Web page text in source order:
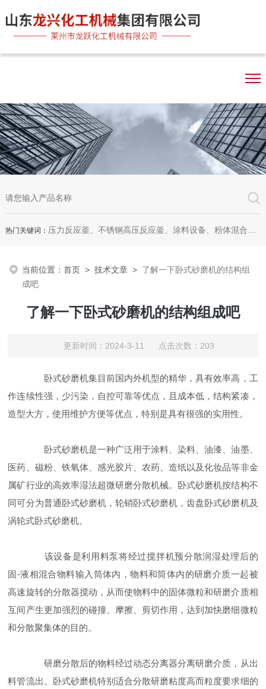
热门关键词： 压力反应釜、不锈钢高压反应釜、涂料设备、粉体混合机、双行星混合机、卧式砂磨机、实验室砂磨机
当前位置：首页 >技术文章 > 了解一下卧式砂磨机的结构组
成吧
了解一下卧式砂磨机的结构组成吧
更新时间：2024-3-11 点击次数：203
卧式砂磨机集目前国内外机型的精华，具有效率高，工
作连续性强，少污染，自控可靠等优点，且成本低，结构紧凑，
造型大方，使用维护方便等优点，特别是具有很强的实用性。
卧式砂磨机是一种广泛用于涂料、染料、油漆、油墨、
医药、磁粉、铁氧体、感光胶片、农药、造纸以及化妆品等非金
属矿行业的高效率湿法超微研磨分散机械。卧式砂磨机按结构不
同可分为普通卧式砂磨机，轮销卧式砂磨机，齿盘卧式砂磨机及
涡轮式卧式砂磨机。
该设备是利用料泵将经过搅拌机预分散润湿处理后的
固-液相混合物料输入筒体内，物料和筒体内的研磨介质一起被
高速旋转的分散器搅动，从而使物料中的固体微粒和研磨介质相
互间产生更加强烈的碰撞、摩擦、剪切作用，达到加快磨细微粒
和分散聚集体的目的。
研磨分散后的物料经过动态分离器分离研磨介质，从出
料管流出。卧式砂磨机特别适合分散研磨粘度高而粒度要求细的